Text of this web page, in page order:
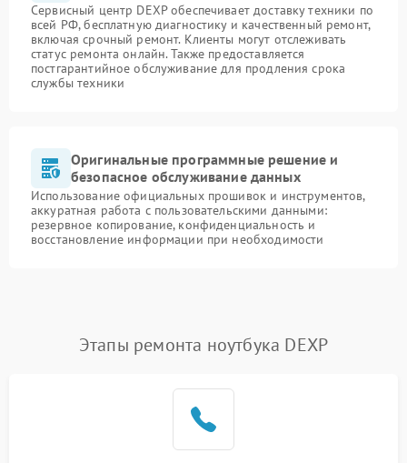
Сервисный центр DEXP обеспечивает доставку техники по
всей РФ, бесплатную диагностику и качественный ремонт,
включая срочный ремонт. Клиенты могут отслеживать
статус ремонта онлайн. Также предоставляется
постгарантийное обслуживание для продления срока
службы техники
Оригинальные программные решение и
безопасное обслуживание данных
Использование официальных прошивок и инструментов,
аккуратная работа с пользовательскими данными:
резервное копирование, конфиденциальность и
восстановление информации при необходимости
Этапы ремонта ноутбука DEXP